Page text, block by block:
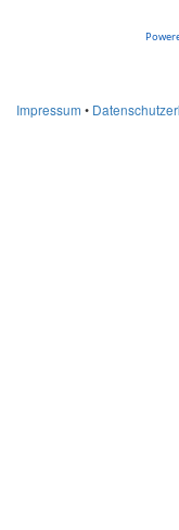
Impressum •